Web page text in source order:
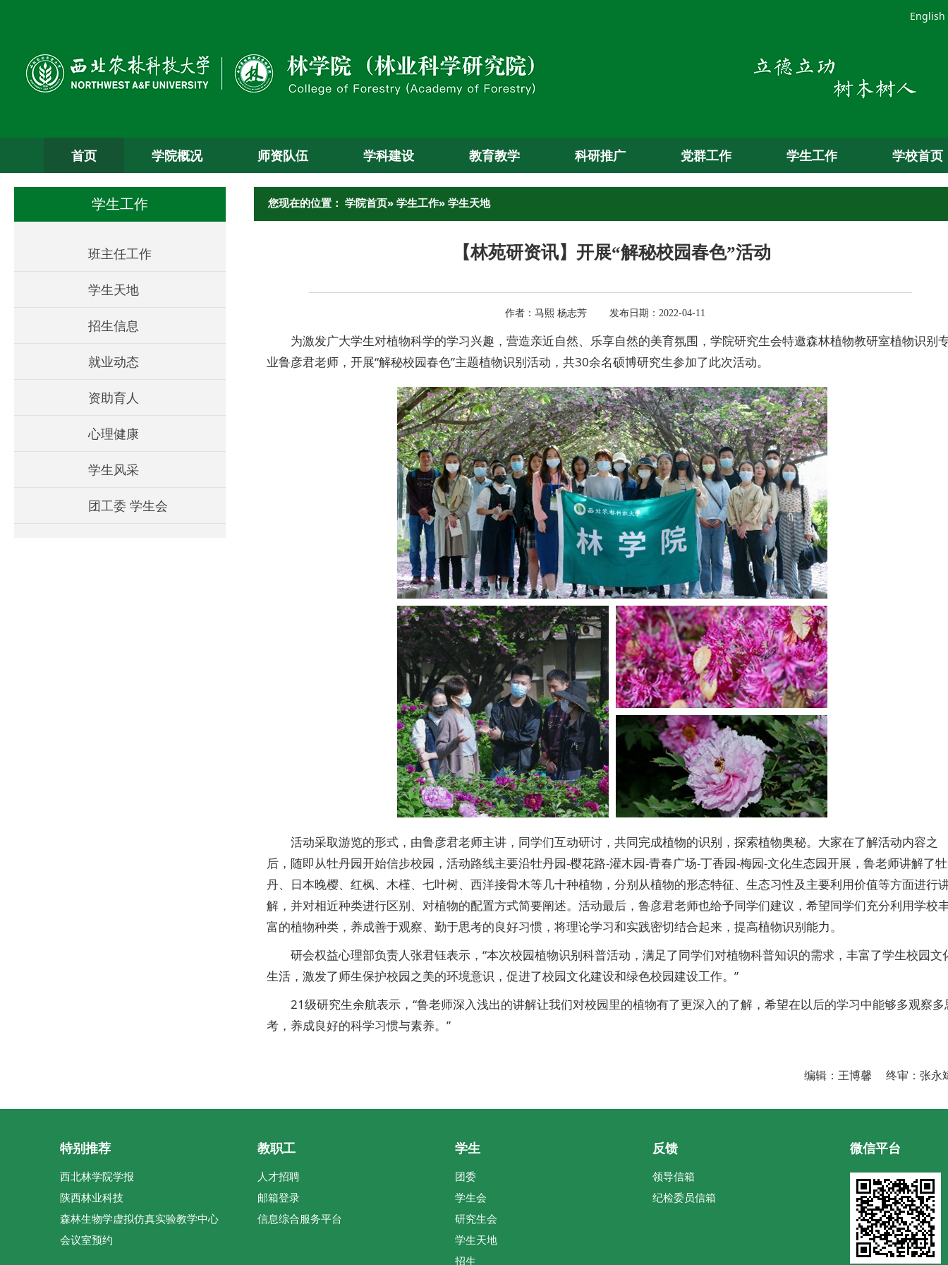
English
首页 学院概况 师资队伍 学科建设 教育教学 科研推广 党群工作 学生工作 学校首页
学生工作
班主任工作
学生天地
招生信息
就业动态
资助育人
心理健康
学生风采
团工委 学生会
您现在的位置： 学院首页» 学生工作» 学生天地
【林苑研资讯】开展“解秘校园春色”活动
作者：马熙 杨志芳 发布日期：2022-04-11
为激发广大学生对植物科学的学习兴趣，营造亲近自然、乐享自然的美育氛围，学院研究生会特邀森林植物教研室植物识别
业鲁彦君老师，开展“解秘校园春色”主题植物识别活动，共30余名硕博研究生参加了此次活动。
活动采取游览的形式，由鲁彦君老师主讲，同学们互动研讨，共同完成植物的识别，探索植物奥秘。大家在了解活动内容之
后，随即从牡丹园开始信步校园，活动路线主要沿牡丹园-樱花路-灌木园-青春广场-丁香园-梅园-文化生态园开展，鲁老师讲解了牡
丹、日本晚樱、红枫、木槿、七叶树、西洋接骨木等几十种植物，分别从植物的形态特征、生态习性及主要利用价值等方面进行
解，并对相近种类进行区别、对植物的配置方式简要阐述。活动最后，鲁彦君老师也给予同学们建议，希望同学们充分利用学校
富的植物种类，养成善于观察、勤于思考的良好习惯，将理论学习和实践密切结合起来，提高植物识别能力。
研会权益心理部负责人张君钰表示，“本次校园植物识别科普活动，满足了同学们对植物科普知识的需求，丰富了学生校园文
生活，激发了师生保护校园之美的环境意识，促进了校园文化建设和绿色校园建设工作。”
21级研究生余航表示，“鲁老师深入浅出的讲解让我们对校园里的植物有了更深入的了解，希望在以后的学习中能够多观察多
考，养成良好的科学习惯与素养。”
编辑：王博馨 终审：张永
特别推荐
西北林学院学报
陕西林业科技
森林生物学虚拟仿真实验教学中心
会议室预约
教职工
人才招聘
邮箱登录
信息综合服务平台
学生
团委
学生会
研究生会
学生天地
招生
反馈
领导信箱
纪检委员信箱
微信平台